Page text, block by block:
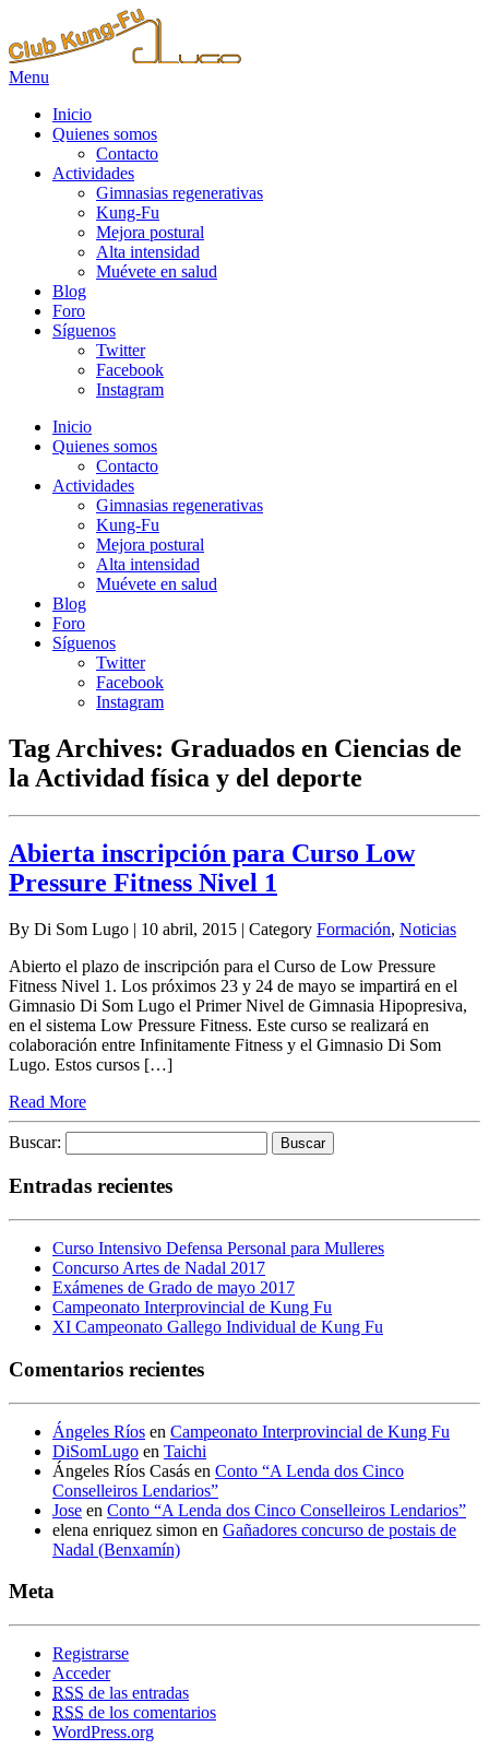
Menu
Inicio
Quienes somos
Contacto
Actividades
Gimnasias regenerativas
Kung-Fu
Mejora postural
Alta intensidad
Muévete en salud
Blog
Foro
Síguenos
Twitter
Facebook
Instagram
Inicio
Quienes somos
Contacto
Actividades
Gimnasias regenerativas
Kung-Fu
Mejora postural
Alta intensidad
Muévete en salud
Blog
Foro
Síguenos
Twitter
Facebook
Instagram
Tag Archives: Graduados en Ciencias de
la Actividad física y del deporte
Abierta inscripción para Curso Low
Pressure Fitness Nivel 1
By Di Som Lugo | 10 abril, 2015 | Category Formación, Noticias
Abierto el plazo de inscripción para el Curso de Low Pressure
Fitness Nivel 1. Los próximos 23 y 24 de mayo se impartirá en el
Gimnasio Di Som Lugo el Primer Nivel de Gimnasia Hipopresiva,
en el sistema Low Pressure Fitness. Este curso se realizará en
colaboración entre Infinitamente Fitness y el Gimnasio Di Som
Lugo. Estos cursos […]
Read More
Buscar:
Entradas recientes
Curso Intensivo Defensa Personal para Mulleres
Concurso Artes de Nadal 2017
Exámenes de Grado de mayo 2017
Campeonato Interprovincial de Kung Fu
XI Campeonato Gallego Individual de Kung Fu
Comentarios recientes
Ángeles Ríos en Campeonato Interprovincial de Kung Fu
DiSomLugo en Taichi
Ángeles Ríos Casás en Conto “A Lenda dos Cinco
Conselleiros Lendarios”
Jose en Conto “A Lenda dos Cinco Conselleiros Lendarios”
elena enriquez simon en Gañadores concurso de postais de
Nadal (Benxamín)
Meta
Registrarse
Acceder
RSS de las entradas
RSS de los comentarios
WordPress.org